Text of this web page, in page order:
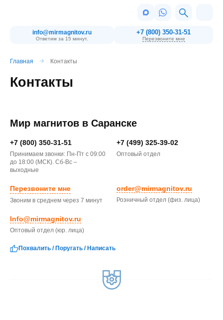
info@mirmagnitov.ru
Ответим за 15 минут.
+7 (800) 350-31-51
Перезвоните мне
Главная Контакты
Контакты
Мир магнитов в Саранске
+7 (800) 350-31-51
Принимаем звонки: Пн-Пт с 09:00
до 18:00 (МСК). Сб-Вс –
выходные
+7 (499) 325-39-02
Оптовый отдел
Перезвоните мне
Звоним в среднем через 7 минут
order@mirmagnitov.ru
Розничный отдел (физ. лица)
Info@mirmagnitov.ru
Оптовый отдел (юр. лица)
Похвалить / Поругать / Написать